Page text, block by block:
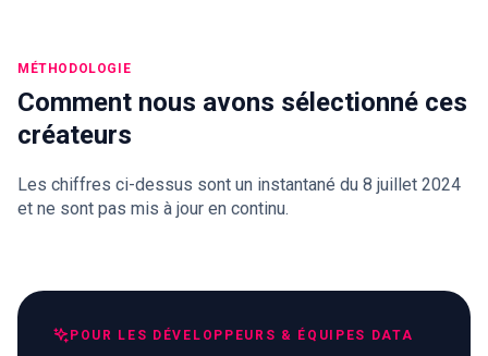
MÉTHODOLOGIE
Comment nous avons sélectionné ces
créateurs
Les chiffres ci-dessus sont un instantané du 8 juillet 2024
et ne sont pas mis à jour en continu.
POUR LES DÉVELOPPEURS & ÉQUIPES DATA